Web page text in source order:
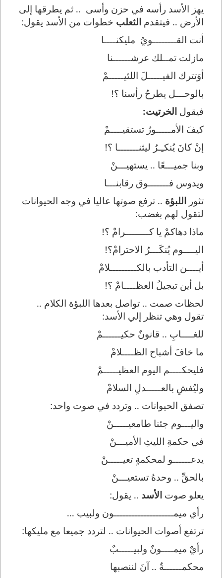
يهز الأسد رأسه في حزن وأسى .. ثم يطرقها إلى
الأرض .. فيتقدم الثعلب خطوات من الأسد يقول:
أنت القــــــــويُ مليكنــــا
مازلت تمــلك عرشــــــنا
أوَتترك الفيـــــلَ اللئيـــــمْ
بالوحـــل يطرحُ رأسنا ؟!
فيقول الخرتيت:
كيفَ الأمـــــورُ تستقيــــمْ
إنْ كانَ يُنكـِـرُ ليثنـــــــا ؟!
وبنا جميـــعًا .. يستهيـــنْ
ويدوس فـــــــوق رقابنـــا
تثور اللبؤة .. ترفع صوتها عاليا في وجه الحيوانات
لتقول لهم بغضب:
ماذا دهاكمْ يا كــــــــرامْ ؟!
اليــــوم يُنكَـــرُ الاحترامْ؟!
أيــــن التأدب بالكـــــــــلامْ
بل أين تبجيلُ العظــــامْ ؟!
لحظات صمت .. تواصل بعدها اللبؤة الكلام ..
تقول وهي تنظر إلي الأسد:
للغــــابِ .. قانونٌ حكيــــــمْ
ما خافَ أشباح الظــــلامْ
فليحكــــم اليوم العظيـــــمْ
وليُفشِ بالعـــــدلِ السلامْ
تصفق الحيوانات .. وتردد في صوت واحد:
واليـــوم جئنا طامعيـــــنْ
في حكمةِ الليثِ الأميـــنْ
يدعــــــو لمحكمةٍ تعيـــــنْ
بالحقِّ .. وحدهُ تستعيـــنْ
يعلو صوت الأسد .. يقول:
رأي ميمــــــــــــــــــــون ولبيب ...
ترتفع أصوات الحيوانات .. لتردد جميعا مع مليكها:
رأيٌ ميمــــونٌ ولبيـــــبٌ
محكمــــــةٌ .. آنَ لننصبها